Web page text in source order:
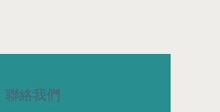
聯絡我們